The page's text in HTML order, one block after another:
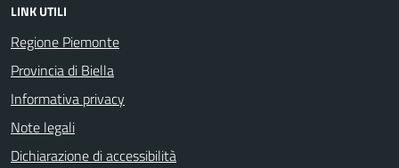
LINK UTILI
Regione Piemonte
Provincia di Biella
Informativa privacy
Note legali
Dichiarazione di accessibilità